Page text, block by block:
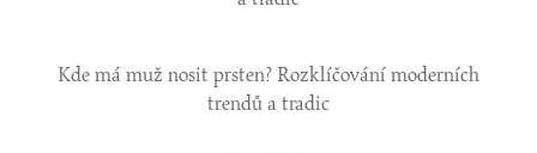
Kde má muž nosit prsten? Rozklíčování moderních
trendů a tradic